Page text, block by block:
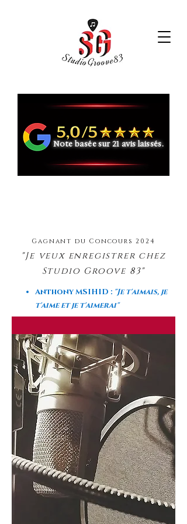
Note basée sur 21 avis laissés.
Gagnant du Concours 2024
"Je veux enregistrer chez
Studio Groove 83"
Anthony MSIHID : "Je t'aimais, je
t'aime et je t'aimerai"